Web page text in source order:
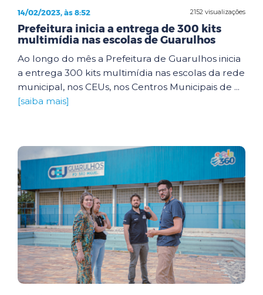
2152 visualizações
14/02/2023, às 8:52
Prefeitura inicia a entrega de 300 kits
multimídia nas escolas de Guarulhos
Ao longo do mês a Prefeitura de Guarulhos inicia
a entrega 300 kits multimídia nas escolas da rede
municipal, nos CEUs, nos Centros Municipais de ...
[saiba mais]